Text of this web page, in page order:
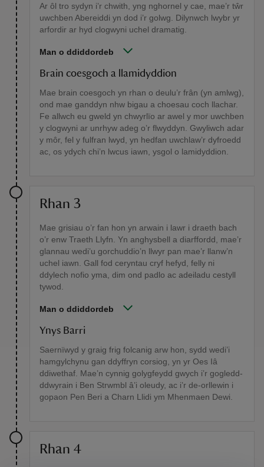
Ar ôl tro sydyn i’r chwith, yng nghornel y cae, mae’r tŵr
uwchben Abereiddi yn dod i’r golwg. Dilynwch lwybr yr
arfordir ar hyd clogwyni uchel dramatig.
Man o ddiddordeb
Brain coesgoch a llamidyddion
Mae brain coesgoch yn rhan o deulu’r frân (yn amlwg),
ond mae ganddyn nhw bigau a choesau coch llachar.
Fe allwch eu gweld yn chwyrlïo ar awel y mor uwchben
y clogwyni ar unrhyw adeg o’r flwyddyn. Gwyliwch adar
y môr, fel y fulfran lwyd, yn hedfan uwchlaw’r dyfroedd
ac, os ydych chi’n lwcus iawn, ysgol o lamidyddion.
Rhan 3
Mae grisiau o’r fan hon yn arwain i lawr i draeth bach
o’r enw Traeth Llyfn. Yn anghysbell a diarffordd, mae’r
glannau wedi’u gorchuddio’n llwyr pan mae’r llanw’n
uchel iawn. Gall fod ceryntau cryf hefyd, felly ni
ddylech nofio yma, dim ond padlo ac adeiladu cestyll
tywod.
Man o ddiddordeb
Ynys Barri
Saernïwyd y graig frig folcanig arw hon, sydd wedi’i
hamgylchynu gan ddyffryn corsiog, yn yr Oes Iâ
ddiwethaf. Mae’n cynnig golygfeydd gwych i’r gogledd-
ddwyrain i Ben Strwmbl â’i oleudy, ac i’r de-orllewin i
gopaon Pen Beri a Charn Llidi ym Mhenmaen Dewi.
Rhan 4